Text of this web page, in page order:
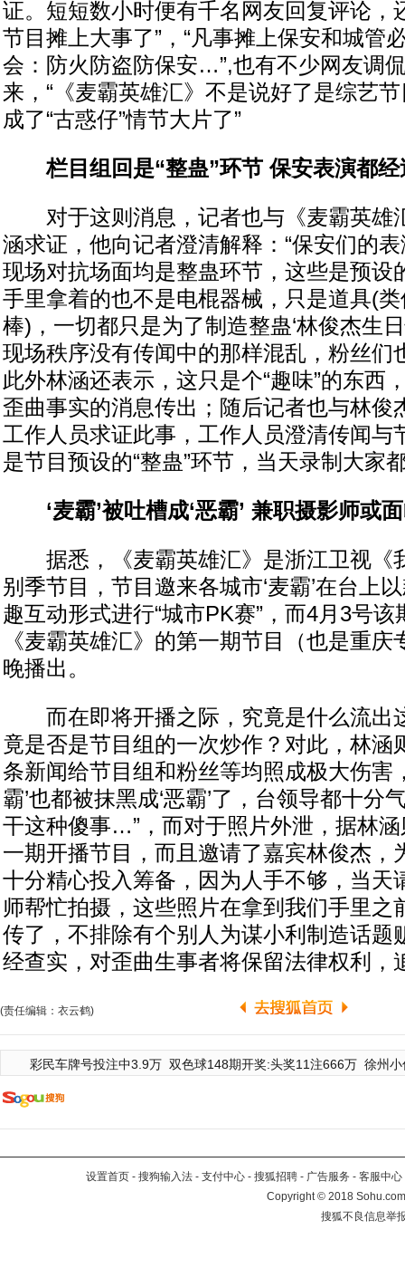
证。短短数小时便有千名网友回复评论，
节目摊上大事了”，“凡事摊上保安和城管
会：防火防盗防保安…”,也有不少网友调
来，“《麦霸英雄汇》不是说好了是综艺
成了“古惑仔”情节大片了”
栏目组回是“整蛊”环节 保安表演都经
对于这则消息，记者也与《麦霸英雄
涵求证，他向记者澄清解释：“保安们的
现场对抗场面均是整蛊环节，这些是预设
手里拿着的也不是电棍器械，只是道具(
棒)，一切都只是为了制造整蛊‘林俊杰生
现场秩序没有传闻中的那样混乱，粉丝
此外林涵还表示，这只是个“趣味”的东西
歪曲事实的消息传出；随后记者也与林俊
工作人员求证此事，工作人员澄清传闻与
是节目预设的“整蛊”环节，当天录制大家
‘麦霸’被吐槽成‘恶霸’ 兼职摄影师或
据悉，《麦霸英雄汇》是浙江卫视《
别季节目，节目邀来各城市‘麦霸’在台上
趣互动形式进行“城市PK赛”，而4月3号
《麦霸英雄汇》的第一期节目（也是重庆
晚播出。
而在即将开播之际，究竟是什么流出
竟是否是节目组的一次炒作？对此，林涵
条新闻给节目组和粉丝等均照成极大伤害
霸’也都被抹黑成‘恶霸’了，台领导都十分
干这种傻事…”，而对于照片外泄，据林涵
一期开播节目，而且邀请了嘉宾林俊杰，
十分精心投入筹备，因为人手不够，当天
师帮忙拍摄，这些照片在拿到我们手里之
传了，不排除有个别人为谋小利制造话题
经查实，对歪曲生事者将保留法律权利，
(责任编辑：衣云鹤)
彩民车牌号投注中3.9万 双色球148期开奖:头奖11注666万 徐州
设置首页 - 搜狗输入法 - 支付中心 - 搜狐招聘 - 广告服务 - 客服中心
Copyright©2018
搜狐不良信息举